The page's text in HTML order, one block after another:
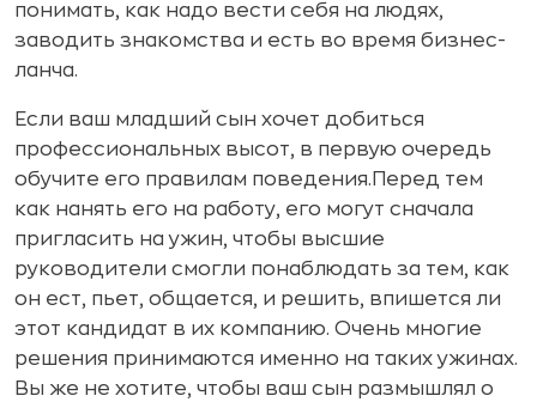
понимать, как надо вести себя на людях,
заводить знакомства и есть во время бизнес-
ланча.
Если ваш младший сын хочет добиться
профессиональных высот, в первую очередь
обучите его правилам поведения.Перед тем
как нанять его на работу, его могут сначала
пригласить на ужин, чтобы высшие
руководители смогли понаблюдать за тем, как
он ест, пьет, общается, и решить, впишется ли
этот кандидат в их компанию. Очень многие
решения принимаются именно на таких ужинах.
Вы же не хотите, чтобы ваш сын размышлял о